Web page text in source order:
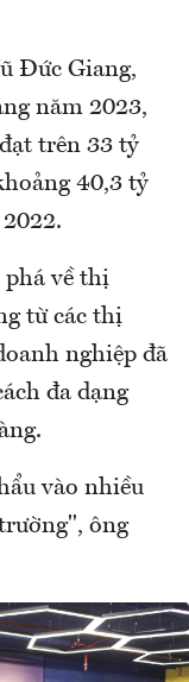
Đức Giang,
năm 2023,
trên 33 tỷ
40,3 tỷ
phá về thị
từ các thị
nghiệp đã
đa dạng
vào nhiều
ông